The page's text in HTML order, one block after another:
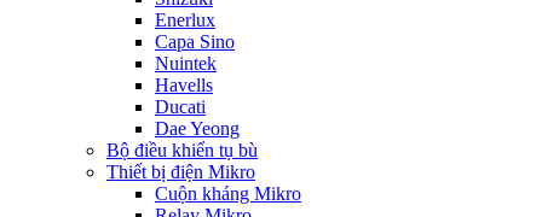
Enerlux
Capa Sino
Nuintek
Havells
Ducati
Dae Yeong
Bộ điều khiển tụ bù
Thiết bị điện Mikro
Cuộn kháng Mikro